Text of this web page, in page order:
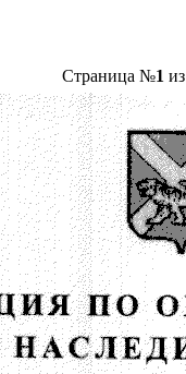
Страница №1 из